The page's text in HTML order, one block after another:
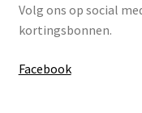
Volg ons op social
kortingsbonnen.
Facebook